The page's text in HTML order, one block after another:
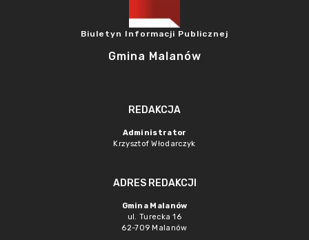
Biuletyn Informacji Publicznej
Gmina Malanów
REDAKCJA
Administrator
Krzysztof Włodarczyk
ADRES REDAKCJI
Gmina Malanów
ul. Turecka 16
62-709 Malanów